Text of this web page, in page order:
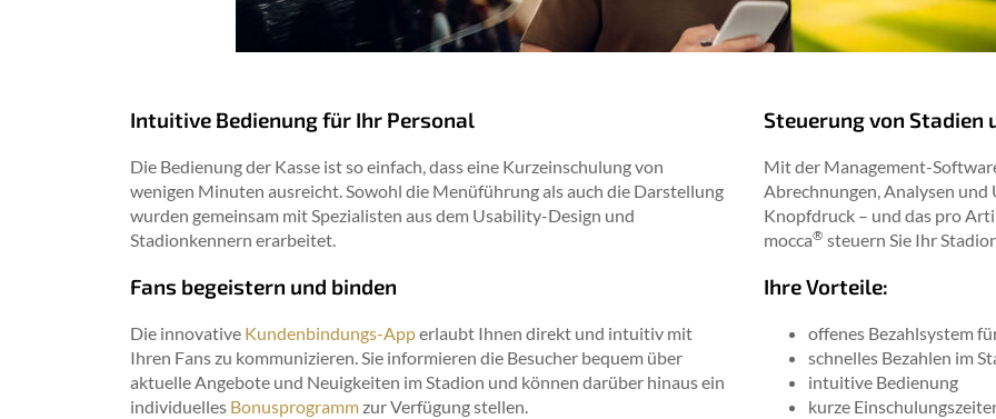
Intuitive Bedienung für Ihr Personal
Die Bedienung der Kasse ist so einfach, dass eine Kurzeinschulung von
wenigen Minuten ausreicht. Sowohl die Menüführung als auch die Darstellung
wurden gemeinsam mit Spezialisten aus dem Usability-Design und
Stadionkennern erarbeitet.
Fans begeistern und binden
Die innovative Kundenbindungs-Apperlaubt Ihnen direkt und intuitiv mit
Ihren Fans zu kommunizieren. Sie informieren die Besucher bequem über
aktuelle Angebote und Neuigkeiten im Stadion und können darüber hinaus ein
individuelles Bonusprogrammzur Verfügung stellen.
Steuerung von Stadien
Mit der Management-
Abrechnungen, Analysen
Knopfdruck – und das pro
mocca® steuern Sie Ihr
Ihre Vorteile:
offenes Bezahlsystem
schnelles Bezahlen im
intuitive Bedienung
kurze